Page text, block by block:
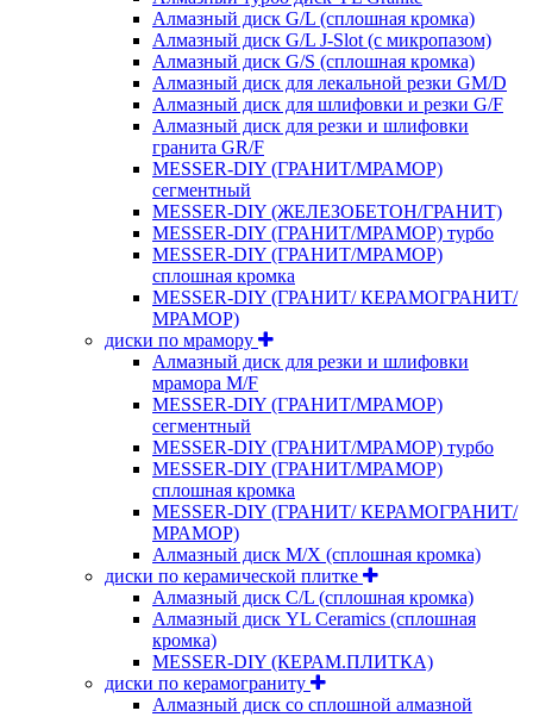
Алмазный диск G/L (сплошная кромка)
Алмазный диск G/L J-Slot (с микропазом)
Алмазный диск G/S (сплошная кромка)
Алмазный диск для лекальной резки GM/D
Алмазный диск для шлифовки и резки G/F
Алмазный диск для резки и шлифовки
гранита GR/F
MESSER-DIY (ГРАНИТ/МРАМОР)
сегментный
MESSER-DIY (ЖЕЛЕЗОБЕТОН/ГРАНИТ)
MESSER-DIY (ГРАНИТ/МРАМОР) турбо
MESSER-DIY (ГРАНИТ/МРАМОР)
сплошная кромка
MESSER-DIY (ГРАНИТ/ КЕРАМОГРАНИТ/
МРАМОР)
диски по мрамору
Алмазный диск для резки и шлифовки
мрамора M/F
MESSER-DIY (ГРАНИТ/МРАМОР)
сегментный
MESSER-DIY (ГРАНИТ/МРАМОР) турбо
MESSER-DIY (ГРАНИТ/МРАМОР)
сплошная кромка
MESSER-DIY (ГРАНИТ/ КЕРАМОГРАНИТ/
МРАМОР)
Алмазный диск M/X (сплошная кромка)
диски по керамической плитке
Алмазный диск C/L (сплошная кромка)
Алмазный диск YL Ceramics (сплошная
кромка)
MESSER-DIY (КЕРАМ.ПЛИТКА)
диски по керамограниту
Алмазный диск со сплошной алмазной